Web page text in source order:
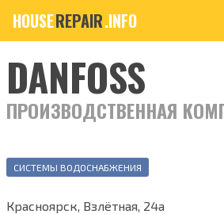
HOUSEREPAIR.INFO
DANFOSS
ПРОИЗВОДСТВЕННАЯ
СИСТЕМЫ ВОДОСНАБЖЕНИЯ
Красноярск, Взлётная, 24а